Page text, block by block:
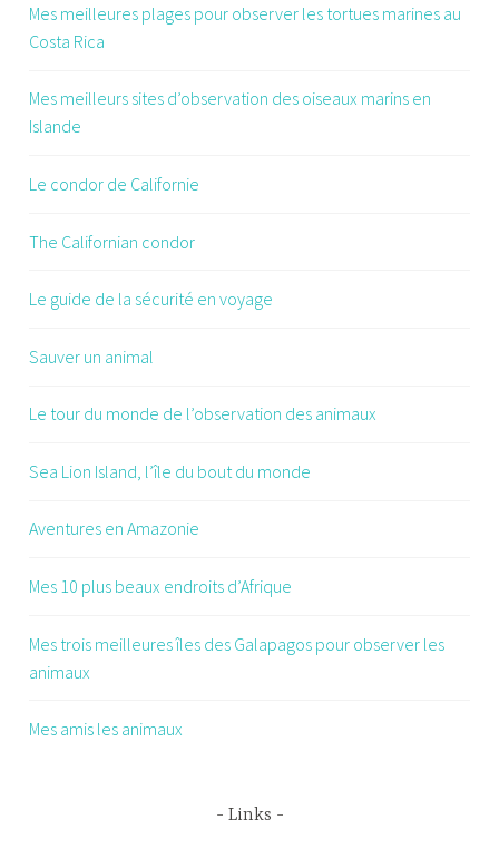
Mes meilleures plages pour observer les tortues marines au
Costa Rica
Mes meilleurs sites d’observation des oiseaux marins en
Islande
Le condor de Californie
The Californian condor
Le guide de la sécurité en voyage
Sauver un animal
Le tour du monde de l’observation des animaux
Sea Lion Island, l’île du bout du monde
Aventures en Amazonie
Mes 10 plus beaux endroits d’Afrique
Mes trois meilleures îles des Galapagos pour observer les
animaux
Mes amis les animaux
Links